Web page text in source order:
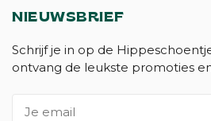
NIEUWSBRIEF
Schrijf je in op de
ontvang de leukste promoties